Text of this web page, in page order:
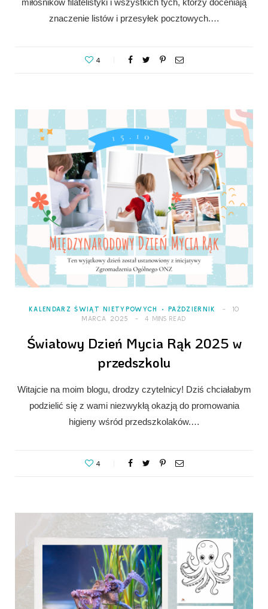
znaczenie listów i przesyłek pocztowych.…
4
KALENDARZ ŚWIĄT NIETYPOWYCH PAŹDZIERNIK
10
MARCA 2025
4 MINS READ
Światowy Dzień Mycia Rąk 2025 w
przedszkolu
Witajcie na moim blogu, drodzy czytelnicy! Dziś chciałabym
podzielić się z wami niezwykłą okazją do promowania
higieny wśród przedszkolaków.…
4